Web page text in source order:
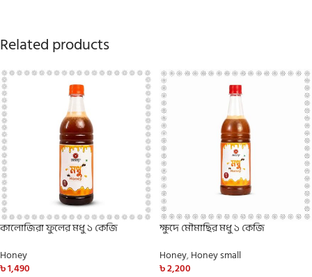
Related products
কালোজিরা ফুলের মধু ১ কেজি
Honey
৳1,490
ক্ষুদে মৌমাছির মধু ১ কেজি
Honey,Honey small
৳2,200